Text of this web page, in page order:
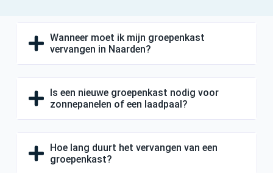
Wanneer moet ik mijn groepenkast
vervangen in Naarden?
Is een nieuwe groepenkast nodig voor
zonnepanelen of een laadpaal?
Hoe lang duurt het vervangen van een
groepenkast?